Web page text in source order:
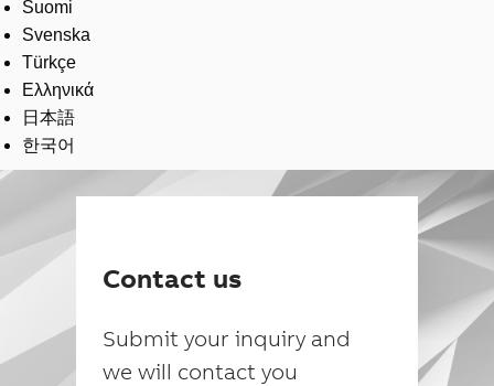
Suomi
Svenska
Türkçe
Ελληνικά
日本語
한국어
Contact us
Submit your inquiry and
we will contact you